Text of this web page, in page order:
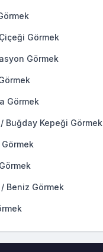
Görmek
Görmek
Görmek
Buğday Kepeği Görmek
Beniz Görmek